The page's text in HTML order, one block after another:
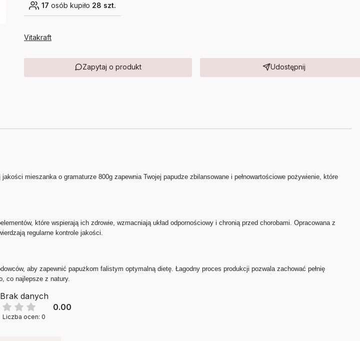
17 osób kupiło 28 szt.
Vitakraft
Zapytaj o produkt Udostępnij
mieszanka o gramaturze 800g zapewnia Twojej papudze zbilansowane i pełnowartościowe pożywienie, które
które wspierają ich zdrowie, wzmacniają układ odpornościowy i chronią przed chorobami. Opracowana z
regularne kontrole jakości.
aby zapewnić papużkom falistym optymalną dietę. Łagodny proces produkcji pozwala zachować pełnię
co najlepsze z natury.
Brak danych
0.00
Liczba ocen: 0